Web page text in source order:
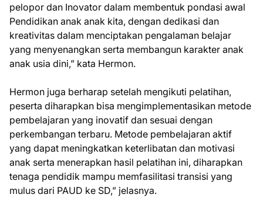
pelopor dan Inovator dalam membentuk pondasi awal
Pendidikan anak anak kita, dengan dedikasi dan
kreativitas dalam menciptakan pengalaman belajar
yang menyenangkan serta membangun karakter anak
anak usia dini,” kata Hermon.
Hermon juga berharap setelah mengikuti pelatihan,
peserta diharapkan bisa mengimplementasikan metode
pembelajaran yang inovatif dan sesuai dengan
perkembangan terbaru. Metode pembelajaran aktif
yang dapat meningkatkan keterlibatan dan motivasi
anak serta menerapkan hasil pelatihan ini, diharapkan
tenaga pendidik mampu memfasilitasi transisi yang
mulus dari PAUD ke SD,” jelasnya.